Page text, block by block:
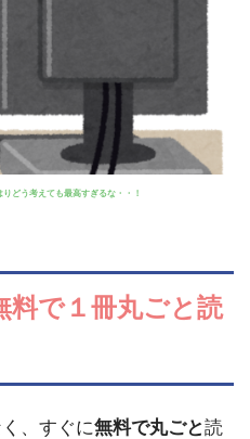
どう考えても最高すぎるな・・！
料で１冊丸ごと読
、すぐに無料で丸ごと読